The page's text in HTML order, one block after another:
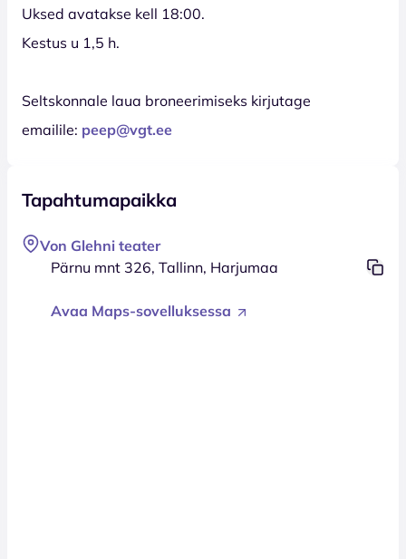
Uksed avatakse kell 18:00.
Kestus u 1,5 h.
Seltskonnale laua broneerimiseks kirjutage
emailile: peep@vgt.ee
Tapahtumapaikka
Von Glehni teater
Pärnu mnt 326, Tallinn, Harjumaa
Avaa Maps-sovelluksessa